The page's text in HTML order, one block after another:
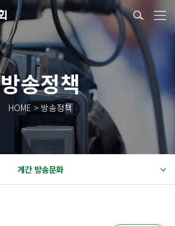
방송정책
HOME > 방송정책
계간 방송문화